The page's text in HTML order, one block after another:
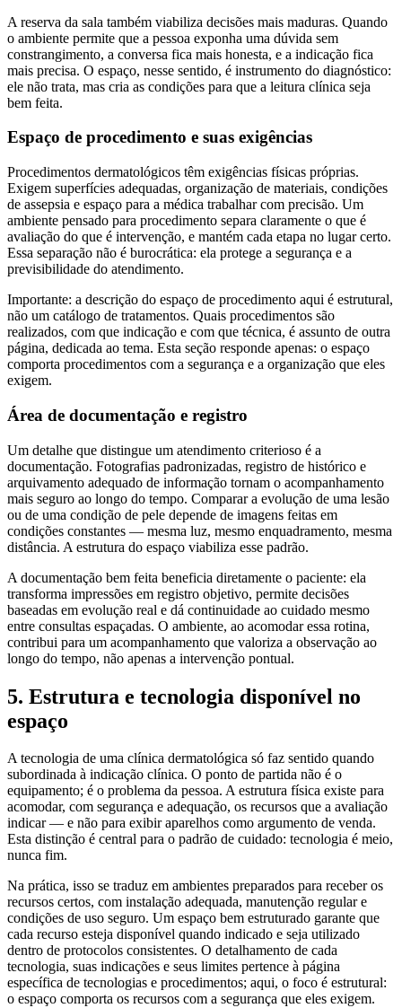
A reserva da sala também viabiliza decisões mais maduras. Quando
o ambiente permite que a pessoa exponha uma dúvida sem
constrangimento, a conversa fica mais honesta, e a indicação fica
mais precisa. O espaço, nesse sentido, é instrumento do diagnóstico:
ele não trata, mas cria as condições para que a leitura clínica seja
bem feita.
Espaço de procedimento e suas exigências
Procedimentos dermatológicos têm exigências físicas próprias.
Exigem superfícies adequadas, organização de materiais, condições
de assepsia e espaço para a médica trabalhar com precisão. Um
ambiente pensado para procedimento separa claramente o que é
avaliação do que é intervenção, e mantém cada etapa no lugar certo.
Essa separação não é burocrática: ela protege a segurança e a
previsibilidade do atendimento.
Importante: a descrição do espaço de procedimento aqui é estrutural,
não um catálogo de tratamentos. Quais procedimentos são
realizados, com que indicação e com que técnica, é assunto de outra
página, dedicada ao tema. Esta seção responde apenas: o espaço
comporta procedimentos com a segurança e a organização que eles
exigem.
Área de documentação e registro
Um detalhe que distingue um atendimento criterioso é a
documentação. Fotografias padronizadas, registro de histórico e
arquivamento adequado de informação tornam o acompanhamento
mais seguro ao longo do tempo. Comparar a evolução de uma lesão
ou de uma condição de pele depende de imagens feitas em
condições constantes — mesma luz, mesmo enquadramento, mesma
distância. A estrutura do espaço viabiliza esse padrão.
A documentação bem feita beneficia diretamente o paciente: ela
transforma impressões em registro objetivo, permite decisões
baseadas em evolução real e dá continuidade ao cuidado mesmo
entre consultas espaçadas. O ambiente, ao acomodar essa rotina,
contribui para um acompanhamento que valoriza a observação ao
longo do tempo, não apenas a intervenção pontual.
5. Estrutura e tecnologia disponível no
espaço
A tecnologia de uma clínica dermatológica só faz sentido quando
subordinada à indicação clínica. O ponto de partida não é o
equipamento; é o problema da pessoa. A estrutura física existe para
acomodar, com segurança e adequação, os recursos que a avaliação
indicar — e não para exibir aparelhos como argumento de venda.
Esta distinção é central para o padrão de cuidado: tecnologia é meio,
nunca fim.
Na prática, isso se traduz em ambientes preparados para receber os
recursos certos, com instalação adequada, manutenção regular e
condições de uso seguro. Um espaço bem estruturado garante que
cada recurso esteja disponível quando indicado e seja utilizado
dentro de protocolos consistentes. O detalhamento de cada
tecnologia, suas indicações e seus limites pertence à página
específica de tecnologias e procedimentos; aqui, o foco é estrutural:
o espaço comporta os recursos com a segurança que eles exigem.